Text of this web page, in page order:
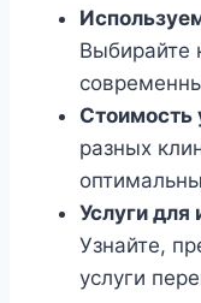
Выбирайте
Стоимость
разных
Услуги для
Узнайте,
услуги